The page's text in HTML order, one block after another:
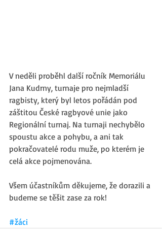
V neděli proběhl další ročník Memoriálu
Jana Kudrny, turnaje pro nejmladší
ragbisty, který byl letos pořádán pod
záštitou České ragbyové unie jako
Regionální turnaj. Na turnaji nechybělo
spoustu akce a pohybu, a ani tak
pokračovatelé rodu muže, po kterém je
celá akce pojmenována.
Všem účastníkům děkujeme, že dorazili a
budeme se těšit zase za rok!
#žáci